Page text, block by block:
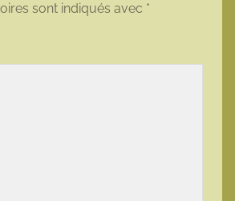
sont indiqués avec *